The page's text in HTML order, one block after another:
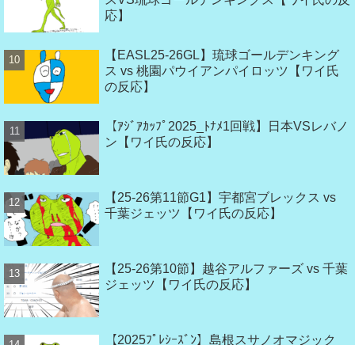
応】
【EASL25-26GL】琉球ゴールデンキング
ス vs 桃園パウイアンパイロッツ【ワイ氏
の反応】
【ｱｼﾞｱｶｯﾌﾟ2025_ﾄﾅﾒ1回戦】日本VSレバノ
ン【ワイ氏の反応】
【25-26第11節G1】宇都宮ブレックス vs
千葉ジェッツ【ワイ氏の反応】
【25-26第10節】越谷アルファーズ vs 千葉
ジェッツ【ワイ氏の反応】
【2025ﾌﾟﾚｼｰｽﾞﾝ】島根スサノオマジック